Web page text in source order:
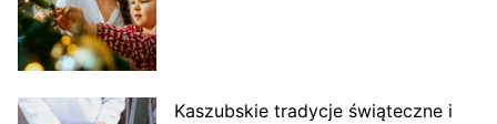
Kaszubskie tradycje świąteczne i